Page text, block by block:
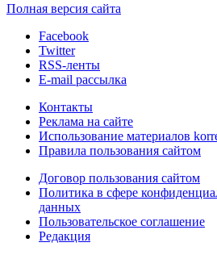
Полная версия сайта
Facebook
Twitter
RSS-ленты
E-mail рассылка
Контакты
Реклама на сайте
Использование материалов
Правила пользования сайтом
Договор пользования сайтом
Политика в сфере
данных
Пользовательское соглашение
Редакция